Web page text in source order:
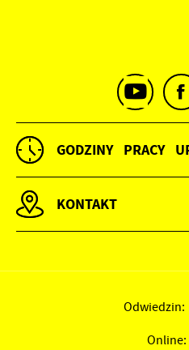
GODZINY PRACY
KONTAKT